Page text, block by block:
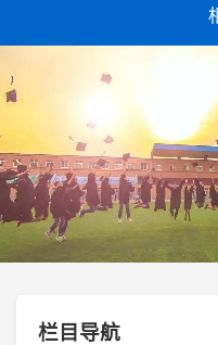
栏目导航